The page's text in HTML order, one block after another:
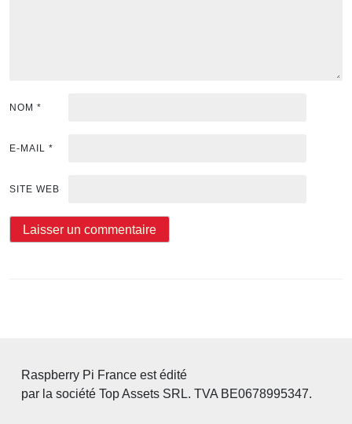
NOM *
E-MAIL *
SITE WEB
Raspberry Pi France est édité
par la société Top Assets SRL. TVA BE0678995347.